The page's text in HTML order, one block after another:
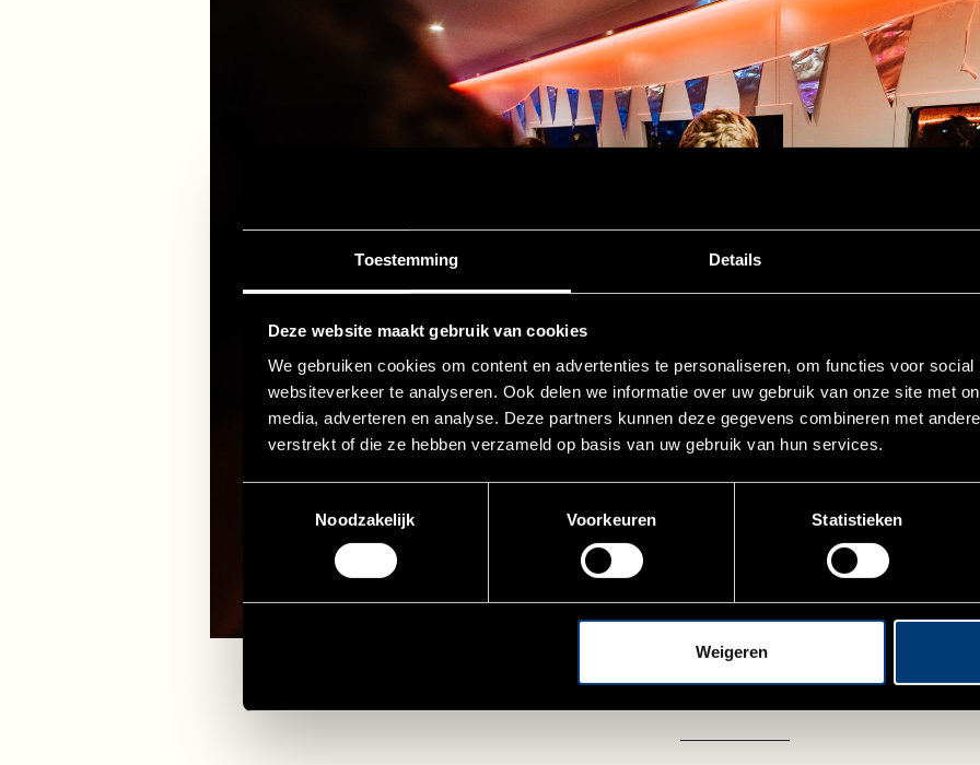
Toestemming Details
Deze website maakt gebruik van cookies
We gebruiken cookies om content en advertenties te personaliseren, om functies voor
websiteverkeer te analyseren. Ook delen we informatie over uw gebruik van onze site met
media, adverteren en analyse. Deze partners kunnen deze gegevens combineren met
verstrekt of die ze hebben verzameld op basis van uw gebruik van hun services.
Noodzakelijk
Voorkeuren Statistieken
Weigeren
BEKIJK MEER